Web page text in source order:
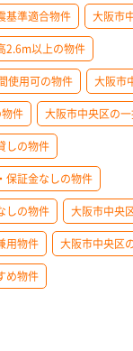
基準適合物件 大阪市
2.6m以上の物件
使用可の物件 大阪市
件 大阪市中央区の
しの物件
保証金なしの物件
しの物件 大阪市中央
用物件 大阪市中央区
め物件